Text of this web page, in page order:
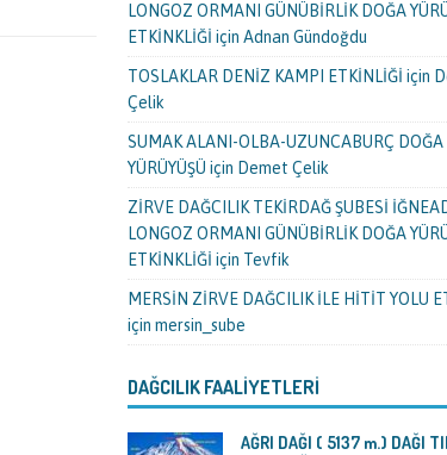
LONGOZ ORMANI GÜNÜBİRLİK DOĞA
ETKİNKLİĞİ için Adnan Gündoğdu
TOSLAKLAR DENİZ KAMPI ETKİNLİĞİ için
Çelik
SUMAK ALANI-OLBA-UZUNCABURÇ DOĞA
YÜRÜYÜŞÜ için Demet Çelik
ZİRVE DAĞCILIK TEKİRDAĞ ŞUBESİ
LONGOZ ORMANI GÜNÜBİRLİK DOĞA
ETKİNKLİĞİ için Tevfik
MERSİN ZİRVE DAĞCILIK İLE HİTİT YOLU
için mersin_sube
DAĞCILIK FAALIYETLERI
AĞRI DAĞI ( 5137 m.) DAĞI